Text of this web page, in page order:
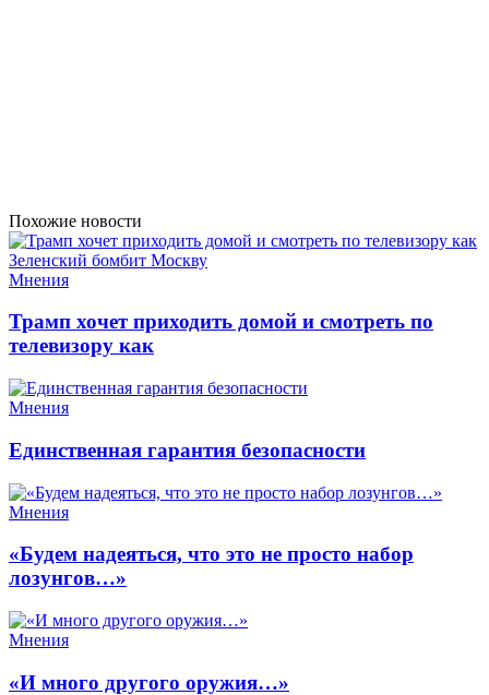
Похожие новости
Мнения
Трамп хочет приходить домой и смотреть по
телевизору как
Мнения
Единственная гарантия безопасности
Мнения
«Будем надеяться, что это не просто набор
лозунгов…»
Мнения
«И много другого оружия…»